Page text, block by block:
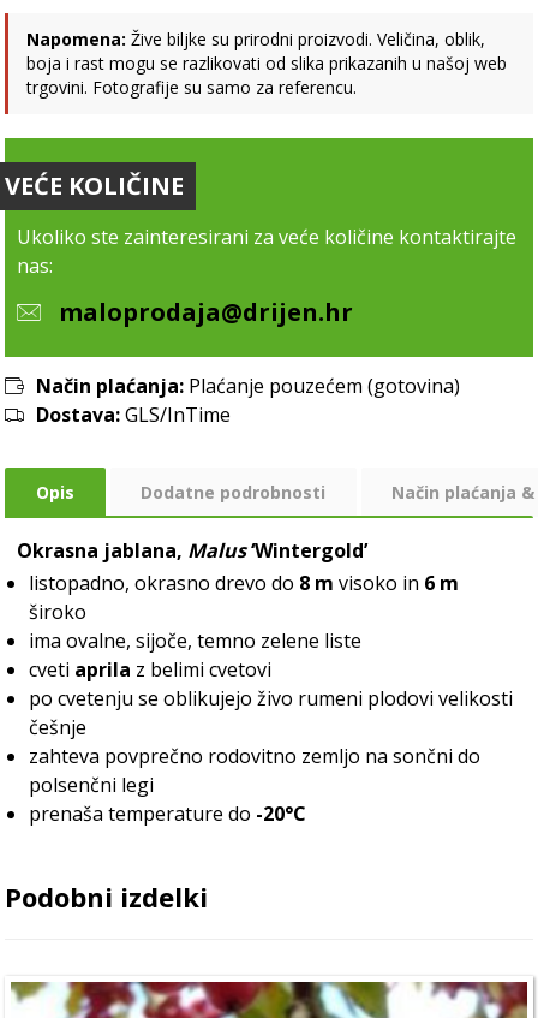
Napomena: Žive biljke su prirodni proizvodi. Veličina, oblik,
boja i rast mogu se razlikovati od slika prikazanih u našoj web
trgovini. Fotografije su samo za referencu.
VEĆE KOLIČINE
Ukoliko ste zainteresirani za veće količine kontaktirajte
nas:
maloprodaja@drijen.hr
Način plaćanja: Plaćanje pouzećem (gotovina)
Dostava:GLS/InTime
Opis Dodatne podrobnosti Način plaćanja
Okrasna jablana, Malus‘Wintergold’
listopadno, okrasno drevo do 8 m visoko in 6 m
široko
ima ovalne, sijoče, temno zelene liste
cveti aprila z belimi cvetovi
po cvetenju se oblikujejo živo rumeni plodovi velikosti
češnje
zahteva povprečno rodovitno zemljo na sončni do
polsenčni legi
prenaša temperature do -20°C
Podobni izdelki